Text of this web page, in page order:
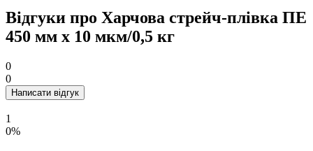
Відгуки про Харчова стрейч-плівка ПЕ
450 мм х 10 мкм/0,5 кг
0
0
Написати відгук
1
0%